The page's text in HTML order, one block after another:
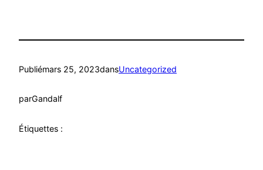
Publiémars 25, 2023dansUncategorized
parGandalf
Étiquettes :